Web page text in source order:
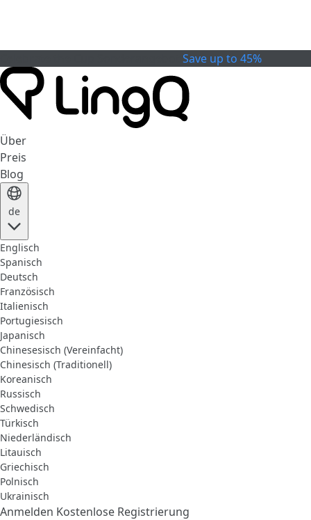
Save up to 45%
Über
Preis
Blog
de
Englisch
Spanisch
Deutsch
Französisch
Italienisch
Portugiesisch
Japanisch
Chinesesisch (Vereinfacht)
Chinesisch (Traditionell)
Koreanisch
Russisch
Schwedisch
Türkisch
Niederländisch
Litauisch
Griechisch
Polnisch
Ukrainisch
Anmelden Kostenlose Registrierung